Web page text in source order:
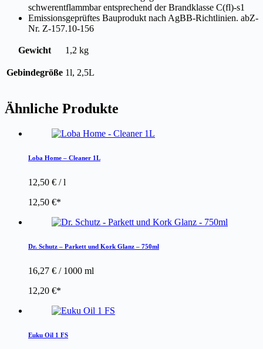
schwerentflammbar entsprechend der Brandklasse C(fl)-s1
Emissionsgeprüftes Bauprodukt nach AgBB-Richtlinien. abZ-
Nr. Z-157.10-156
Gewicht 1,2 kg
Gebindegröße 1l, 2,5L
Ähnliche Produkte
Loba Home – Cleaner 1L
12,50 € /l
12,50 €
Dr. Schutz – Parkett und Kork Glanz – 750ml
16,27 € / 1000 ml
12,20 €
Euku Oil 1 FS